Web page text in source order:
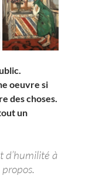
oeuvre si
des choses.
un
d’humilité à